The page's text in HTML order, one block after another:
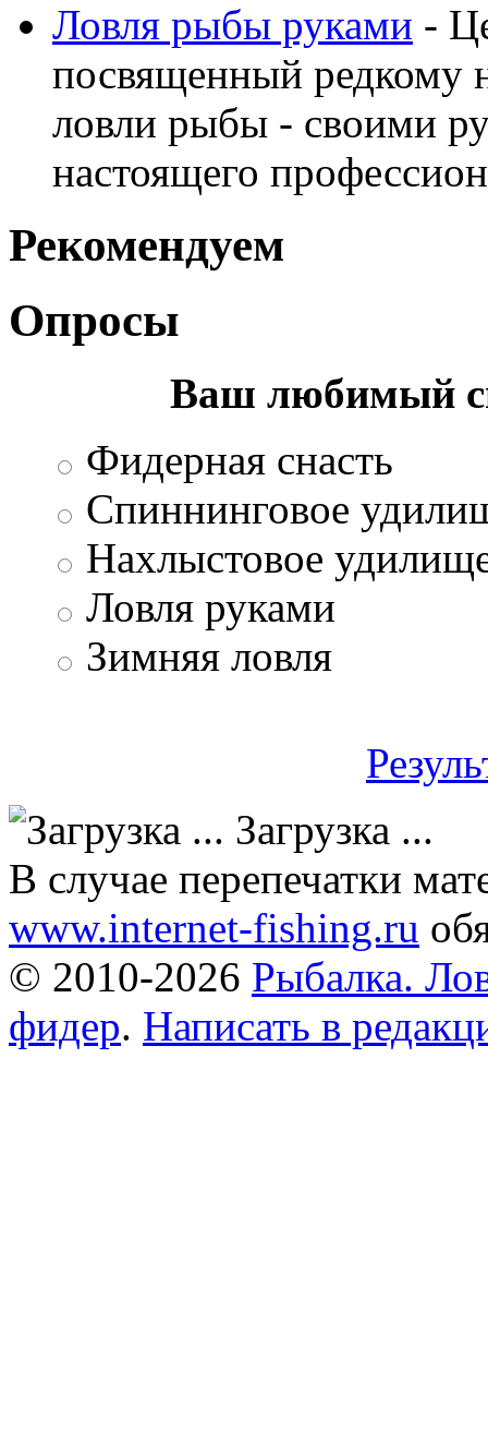
Ловля рыбы руками -
посвященный редкому
ловли рыбы - своими
настоящего
Рекомендуем
Опросы
Ваш любимый
Фидерная снасть
Спиннинговое
Нахлыстовое
Ловля руками
Зимняя ловля
Загрузка ...
В случае перепечатки
www.internet-fishing.ru
© 2010-2026 Рыбалка.
фидер. Написать в